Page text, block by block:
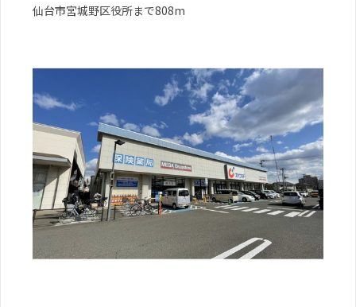
仙台市宮城野区役所まで808m